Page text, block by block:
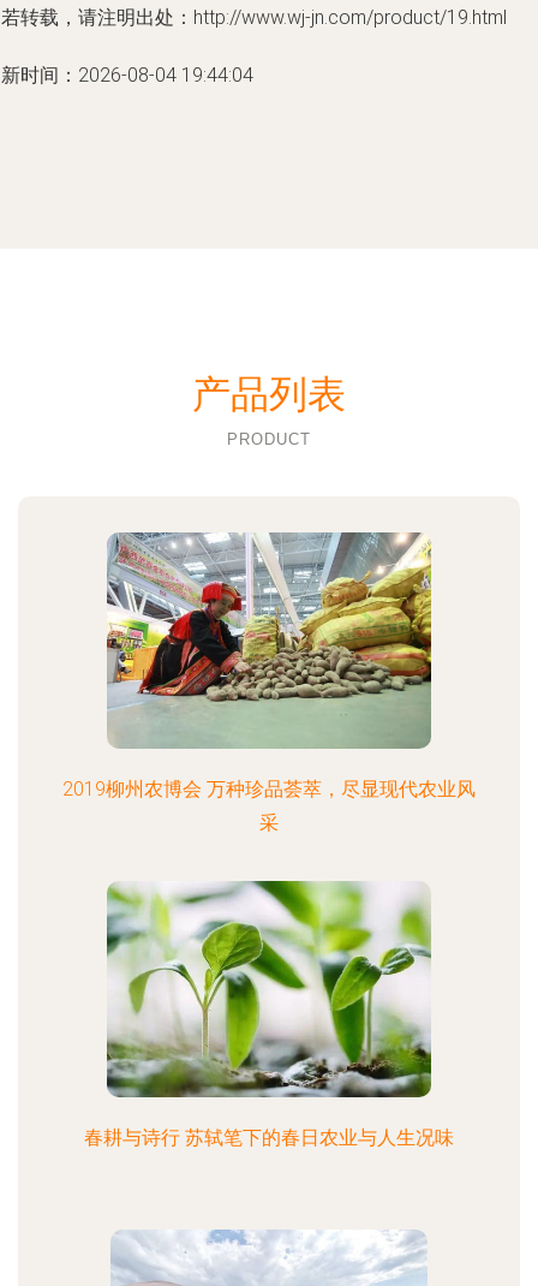
转载，请注明出处：http://www.wj-jn.com/product/19.html
时间：2026-08-04 19:44:04
产品列表
PRODUCT
2019柳州农博会 万种珍品荟萃，尽显现代农业风
采
春耕与诗行 苏轼笔下的春日农业与人生况味